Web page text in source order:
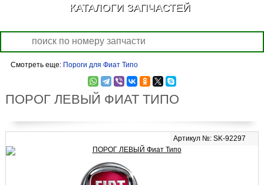
Смотреть еще: Пороги для Фиат Типо
ПОРОГ ЛЕВЫЙ ФИАТ ТИПО
Артикул №: SK-92297
КАТАЛОГИ ЗАПЧАСТЕЙ